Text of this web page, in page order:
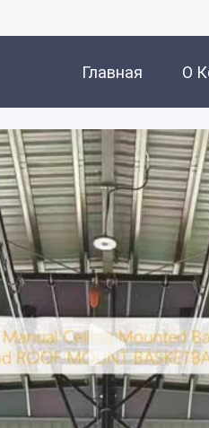
Главная
Страница
О